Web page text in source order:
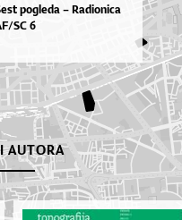
pogleda – Radionica
SC 6
AUTORA